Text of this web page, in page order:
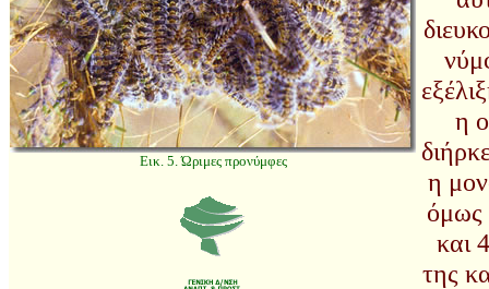
Εικ. 5. Ώριμες προνύμφες
η
η
όμως
και
της